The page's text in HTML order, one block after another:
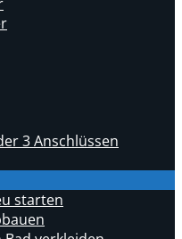
3 Anschlüssen
starten